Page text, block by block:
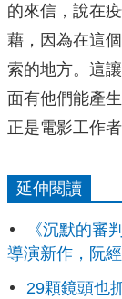
的來信， 說在
藉， 因為在這
索的地方。 這
面有他們能產
正是電影工作
延伸閱讀
《沉默的審
導演新作，阮
29顆鏡頭也